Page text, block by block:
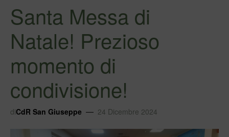
Santa Messa di
Natale! Prezioso
momento di
condivisione!
diCdR San Giuseppe 24 Dicembre 2024